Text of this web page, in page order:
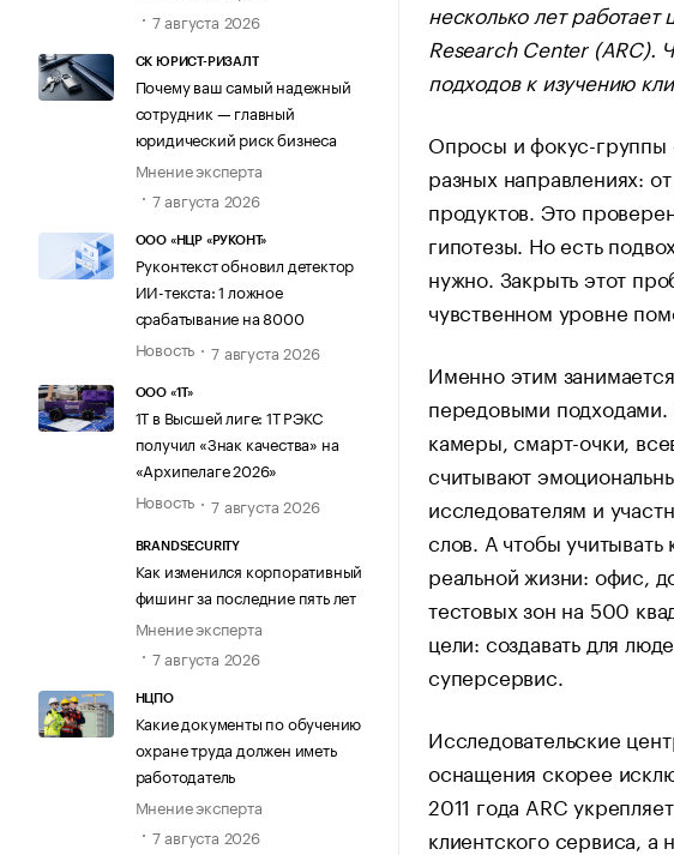
7 августа 2026
СК ЮРИСТ-РИЗАЛТ
Почему ваш самый надежный
сотрудник — главный
юридический риск бизнеса
Мнение эксперта
7 августа 2026
ООО «НЦР «РУКОНТ»
Руконтекст обновил детектор
ИИ-текста: 1 ложное
срабатывание на 8000
Новость
7 августа 2026
ООО «1Т»
1Т в Высшей лиге: 1Т РЭКС
получил «Знак качества» на
«Архипелаге 2026»
Новость
7 августа 2026
BRANDSECURITY
Как изменился корпоративный
фишинг за последние пять лет
Мнение эксперта
7 августа 2026
НЦПО
Какие документы по обучению
охране труда должен иметь
работодатель
Мнение эксперта
7 августа 2026
несколько лет
Research Center (ARC).
подходов к изучению
Опросы и фокус-группы
разных направлениях:
продуктов. Это
гипотезы. Но есть
нужно. Закрыть этот
чувственном уровне
Именно этим
передовыми подходами.
камеры, смарт-очки,
считывают
исследователям и
слов. А чтобы учитывать
реальной жизни: офис,
тестовых зон на 500
цели: создавать для
суперсервис.
Исследовательские
оснащения скорее
2011 года ARC
клиентского сервиса,